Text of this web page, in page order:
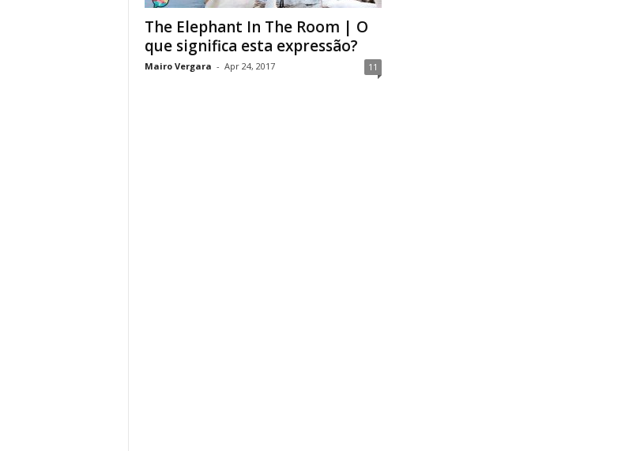
The Elephant In The Room | O
que significa esta expressão?
Mairo Vergara - Apr 24, 2017 11